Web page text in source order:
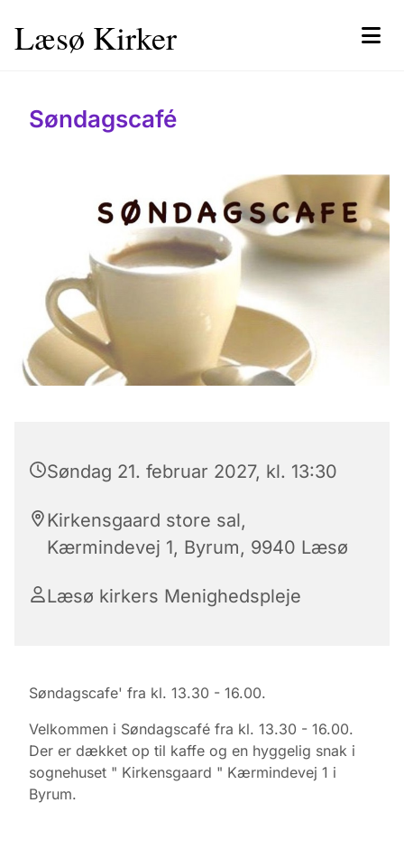
Læsø Kirker
Søndagscafé
Søndag 21. februar 2027, kl. 13:30
Kirkensgaard store sal,
Kærmindevej 1, Byrum, 9940 Læsø
Læsø kirkers Menighedspleje
Søndagscafe' fra kl. 13.30 - 16.00.
Velkommen i Søndagscafé fra kl. 13.30 - 16.00.
Der er dækket op til kaffe og en hyggelig snak i
sognehuset " Kirkensgaard " Kærmindevej 1 i
Byrum.